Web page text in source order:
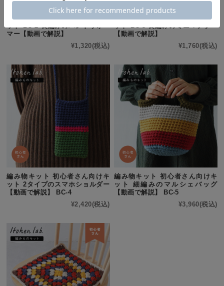
編み物キット 初心者さん向けキ
マー【動画で解説】
¥1,320(税込)
編み物キット 初心者さん向けキ
【動画で解説】
¥1,760(税込)
編み物キット 初心者さん向けキ
ット 2タイプのスマホショルダー
【動画で解説】 BC-4
¥2,420(税込)
編み物キット 初心者さん向けキ
ット 細編みのマルシェバッグ
【動画で解説】 BC-5
¥3,960(税込)